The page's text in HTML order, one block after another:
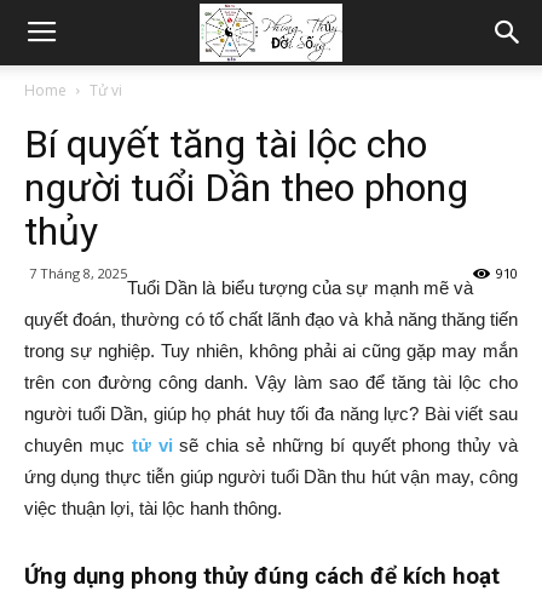
Home Tử vi
Bí quyết tăng tài lộc cho
người tuổi Dần theo phong
thủy
7 Tháng 8, 2025 910
Tuổi Dần là biểu tượng của sự mạnh mẽ và
quyết đoán, thường có tố chất lãnh đạo và khả năng thăng tiến
trong sự nghiệp. Tuy nhiên, không phải ai cũng gặp may mắn
trên con đường công danh. Vậy làm sao để tăng tài lộc cho
người tuổi Dần, giúp họ phát huy tối đa năng lực? Bài viết sau
chuyên mục tử vi sẽ chia sẻ những bí quyết phong thủy và
ứng dụng thực tiễn giúp người tuổi Dần thu hút vận may, công
việc thuận lợi, tài lộc hanh thông.
Ứng dụng phong thủy đúng cách để kích hoạt